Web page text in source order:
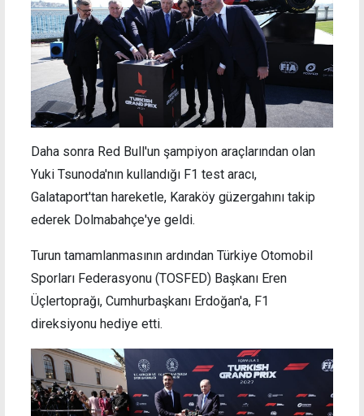
Daha sonra Red Bull'un şampiyon araçlarından olan
Yuki Tsunoda'nın kullandığı F1 test aracı,
Galataport'tan hareketle, Karaköy güzergahını takip
ederek Dolmabahçe'ye geldi.
Turun tamamlanmasının ardından Türkiye Otomobil
Sporları Federasyonu (TOSFED) Başkanı Eren
Üçlertoprağı, Cumhurbaşkanı Erdoğan'a, F1
direksiyonu hediye etti.